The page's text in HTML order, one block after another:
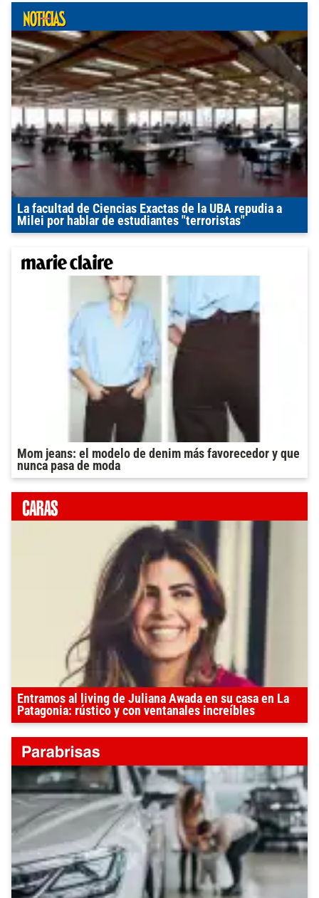
La facultad de Ciencias Exactas de la UBA repudia a
Milei por hablar de estudiantes "terroristas"
Mom jeans: el modelo de denim más favorecedor y que
nunca pasa de moda
Entramos al living de Juliana Awada en su casa en La
Patagonia: rústico y con ventanales increíbles